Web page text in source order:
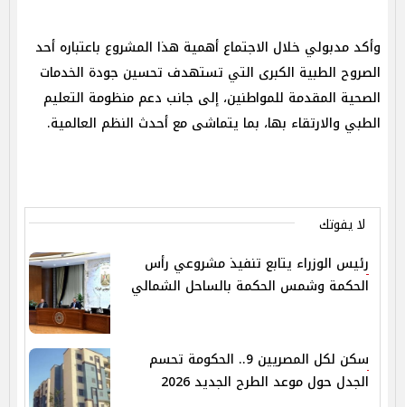
وأكد مدبولي خلال الاجتماع أهمية هذا المشروع باعتباره أحد
الصروح الطبية الكبرى التي تستهدف تحسين جودة الخدمات
الصحية المقدمة للمواطنين، إلى جانب دعم منظومة التعليم
الطبي والارتقاء بها، بما يتماشى مع أحدث النظم العالمية.
لا يفوتك
رئيس الوزراء يتابع تنفيذ مشروعي رأس
الحكمة وشمس الحكمة بالساحل الشمالي
سكن لكل المصريين 9.. الحكومة تحسم
الجدل حول موعد الطرح الجديد 2026